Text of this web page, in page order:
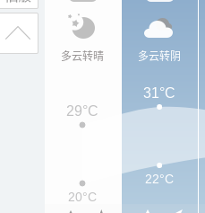
多云转晴 多云转阴
29°C
31°C
20°C
22°C